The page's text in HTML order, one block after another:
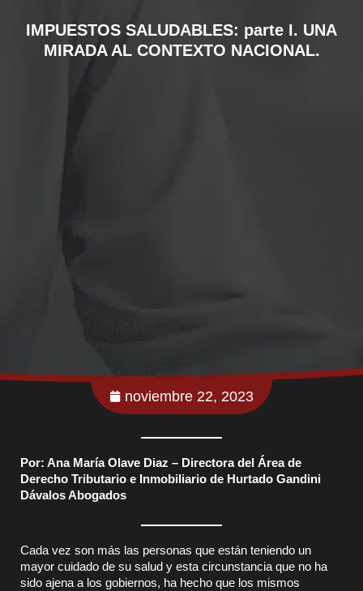
IMPUESTOS SALUDABLES: parte I. UNA
MIRADA AL CONTEXTO NACIONAL.
noviembre 22, 2023
Por: Ana María Olave Diaz – Directora del Área de
Derecho Tributario e Inmobiliario de Hurtado Gandini
Dávalos Abogados
Cada vez son más las personas que están teniendo un
mayor cuidado de su salud y esta circunstancia que no ha
sido ajena a los gobiernos, ha hecho que los mismos